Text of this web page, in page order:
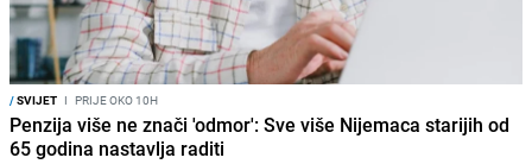
/SVIJET I PRIJE OKO 10H
Penzija više ne znači 'odmor': Sve više Nijemaca starijih od
65 godina nastavlja raditi